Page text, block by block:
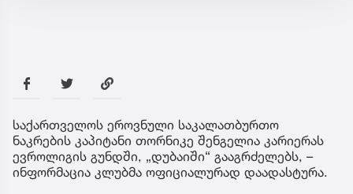
საქართველოს ეროვნული საკალათბურთო
ნაკრების კაპიტანი თორნიკე შენგელია კარიერას
ევროლიგის გუნდში, „დუბაიში“ გააგრძელებს, –
ინფორმაცია კლუბმა ოფიციალურად დაადასტურა.